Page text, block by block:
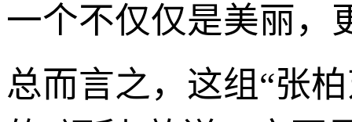
一个不仅仅是美丽，
总而言之，这组“张